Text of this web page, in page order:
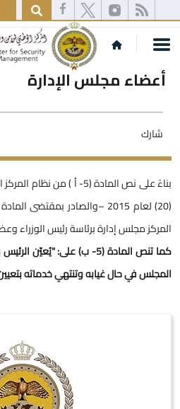
أعضاء مجلس الإدارة
شارك
بناءً على نص المادة (5- أ )
المركز مجلس إدارة برئاسة رئيس الوزراء
كما تنص المادة (5- ب) على:
المجلس في حال غيابه وتنتهي خدماته